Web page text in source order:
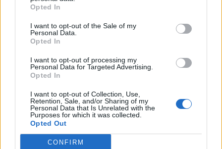
Opted In
I want to opt-out of the Sale of my
Personal Data.
Opted In
I want to opt-out of processing my
Personal Data for Targeted Advertising.
Opted In
I want to opt-out of Collection, Use,
Retention, Sale, and/or Sharing of my
Personal Data that Is Unrelated with the
Purposes for which it was collected.
Opted Out
CONFIRM